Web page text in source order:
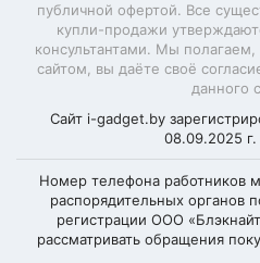
публичной офертой. Все
купли-продажи
консультантами. Мы
сайтом, вы даёте своё
данного
Сайт i-gadget.by
08.09.2025
Номер телефона работников
распорядительных органов
регистрации ООО
рассматривать обращения